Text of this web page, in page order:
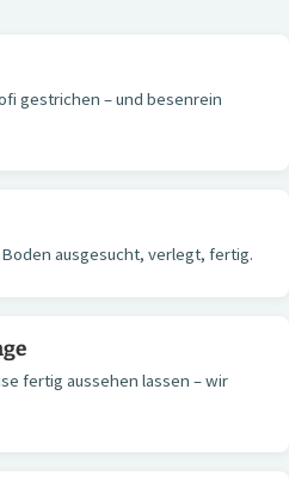
gestrichen – und besenrein
ausgesucht, verlegt, fertig.
fertig aussehen lassen – wir